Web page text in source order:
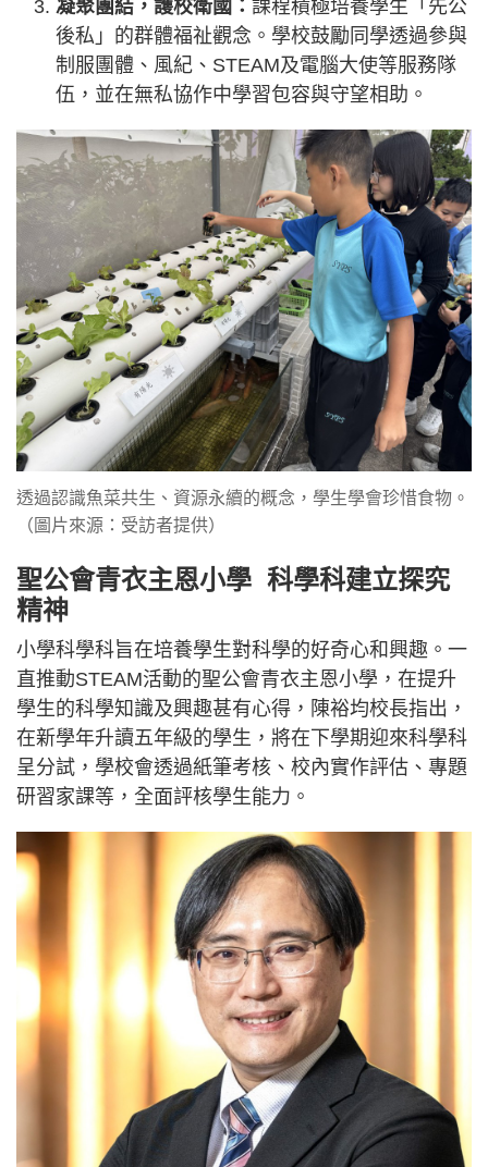
凝聚團結，護校衛國： 課程積極培養學生「先公
後私」的群體福祉觀念。學校鼓勵同學透過參與
制服團體、風紀、STEAM及電腦大使等服務隊
伍，並在無私協作中學習包容與守望相助。
透過認識魚菜共生、資源永續的概念，學生學會珍惜食物。
（圖片來源：受訪者提供）
聖公會青衣主恩小學 科學科建立探究
精神
小學科學科旨在培養學生對科學的好奇心和興趣。一
直推動STEAM活動的聖公會青衣主恩小學，在提升
學生的科學知識及興趣甚有心得，陳裕均校長指出，
在新學年升讀五年級的學生，將在下學期迎來科學科
呈分試，學校會透過紙筆考核、校內實作評估、專題
研習家課等，全面評核學生能力。